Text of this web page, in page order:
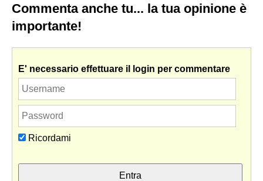
Commenta anche tu... la tua opinione è
importante!
E' necessario effettuare il login per commentare
Ricordami